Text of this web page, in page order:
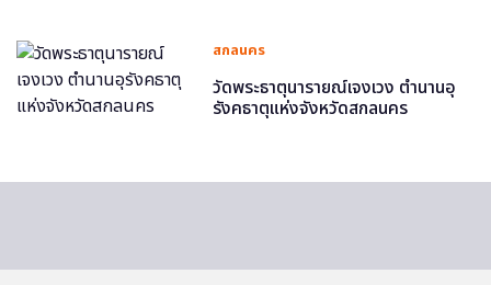
สกลนคร
วัดพระธาตุนารายณ์เจงเวง ตำนานอุ
รังคธาตุแห่งจังหวัดสกลนคร